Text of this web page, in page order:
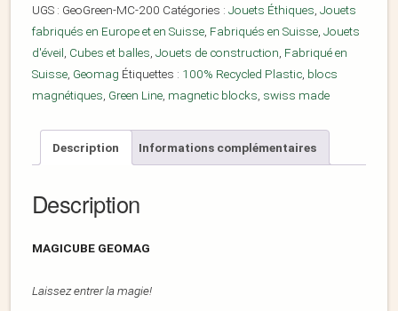
UGS : GeoGreen-MC-200 Catégories : Jouets Éthiques, Jouets
fabriqués en Europe et en Suisse, Fabriqués en Suisse, Jouets
d'éveil, Cubes et balles, Jouets de construction, Fabriqué en
Suisse, Geomag Étiquettes : 100% Recycled Plastic, blocs
magnétiques, Green Line, magnetic blocks, swiss made
Description Informations complémentaires
Description
MAGICUBE GEOMAG
Laissez entrer la magie!